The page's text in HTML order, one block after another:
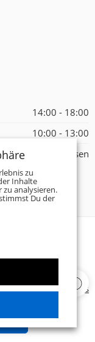
14:00 - 18:00
10:00 - 13:00
Geschlossen
4 Software Solutions
zu
Inhalte
analysieren.
Du der